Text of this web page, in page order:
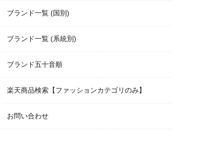
ブランド一覧 (国別)
ブランド一覧 (系統別)
ブランド五十音順
楽天商品検索【ファッションカテゴリのみ】
お問い合わせ